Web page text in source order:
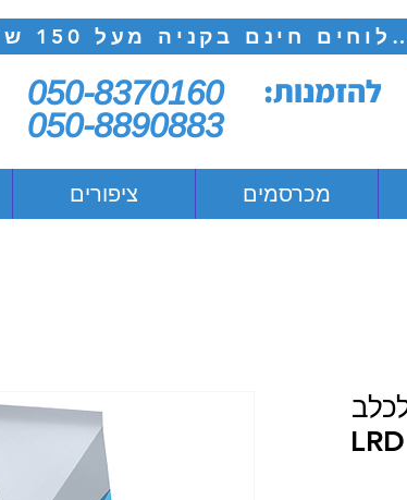
חינם בקניה מעל 150 ש"ח
050-8370160
050-8890883
להזמנות:
ציפורים מכרסמים